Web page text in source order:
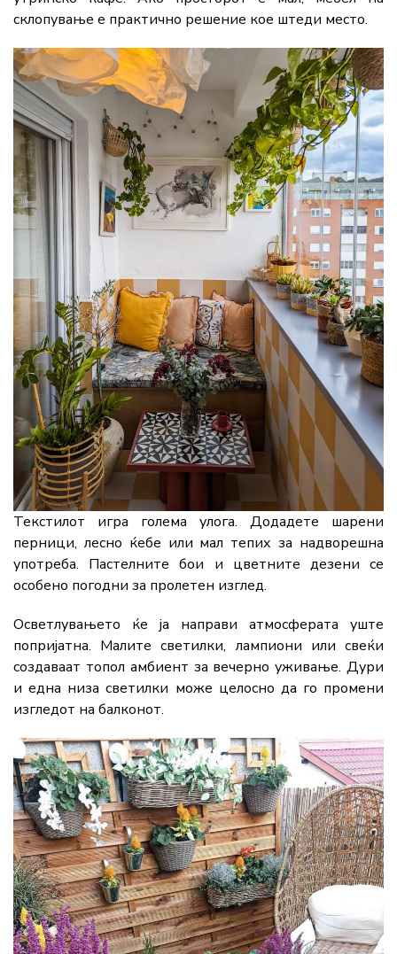
склопување е практично решение кое штеди место.
Текстилот игра голема улога. Додадете шарени
перници, лесно ќебе или мал тепих за надворешна
употреба. Пастелните бои и цветните дезени се
особено погодни за пролетен изглед.
Осветлувањето ќе ја направи атмосферата уште
попријатна. Малите светилки, лампиони или свеќи
создаваат топол амбиент за вечерно уживање. Дури
и една низа светилки може целосно да го промени
изгледот на балконот.